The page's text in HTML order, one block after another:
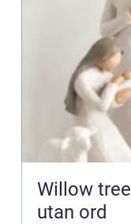
Willow tree skulpturer som talar
utan ord